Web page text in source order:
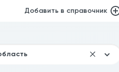
Добавить в справочник